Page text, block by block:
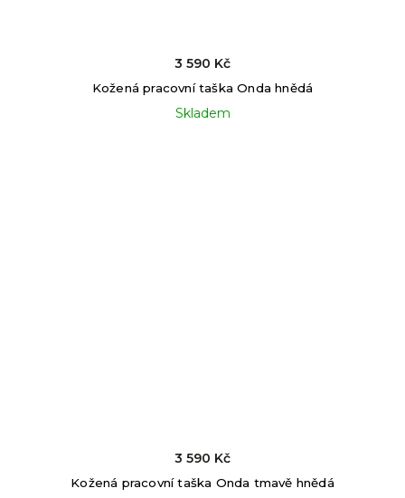
Kožená pracovní taška Onda hnědá
Skladem
3 590 Kč
Kožená pracovní taška Onda tmavě hnědá
3 590 Kč